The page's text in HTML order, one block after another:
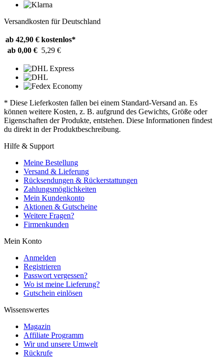
Versandkosten für Deutschland
ab 42,90 € kostenlos*
ab 0,00 € 5,29 €
* Diese Lieferkosten fallen bei einem Standard-Versand an. Es
können weitere Kosten, z. B. aufgrund des Gewichts, Größe oder
Eigenschaften der Produkte, entstehen. Diese Informationen findest
du direkt in der Produktbeschreibung.
Hilfe & Support
Meine Bestellung
Versand & Lieferung
Rücksendungen & Rückerstattungen
Zahlungsmöglichkeiten
Mein Kundenkonto
Aktionen & Gutscheine
Weitere Fragen?
Firmenkunden
Mein Konto
Anmelden
Registrieren
Passwort vergessen?
Wo ist meine Lieferung?
Gutschein einlösen
Wissenswertes
Magazin
Affiliate Programm
Wir und unsere Umwelt
Rückrufe